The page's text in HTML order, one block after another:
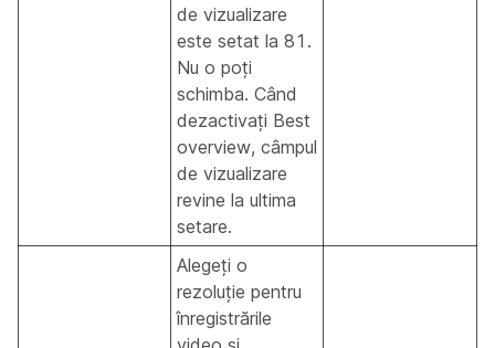
de vizualizare
este setat la 81.
Nu o poți
schimba. Când
dezactivați Best
overview, câmpul
de vizualizare
revine la ultima
setare.
Alegeți o
rezoluție pentru
înregistrările